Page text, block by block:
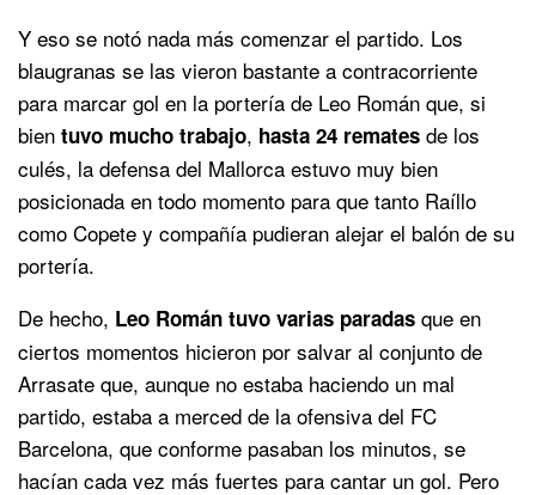
Y eso se notó nada más comenzar el partido. Los
blaugranas se las vieron bastante a contracorriente
para marcar gol en la portería de Leo Román que, si
bien tuvo mucho trabajo, hasta 24 remates de los
culés, la defensa del Mallorca estuvo muy bien
posicionada en todo momento para que tanto Raíllo
como Copete y compañía pudieran alejar el balón de su
portería.
De hecho, Leo Román tuvo varias paradas que en
ciertos momentos hicieron por salvar al conjunto de
Arrasate que, aunque no estaba haciendo un mal
partido, estaba a merced de la ofensiva del FC
Barcelona, que conforme pasaban los minutos, se
hacían cada vez más fuertes para cantar un gol. Pero